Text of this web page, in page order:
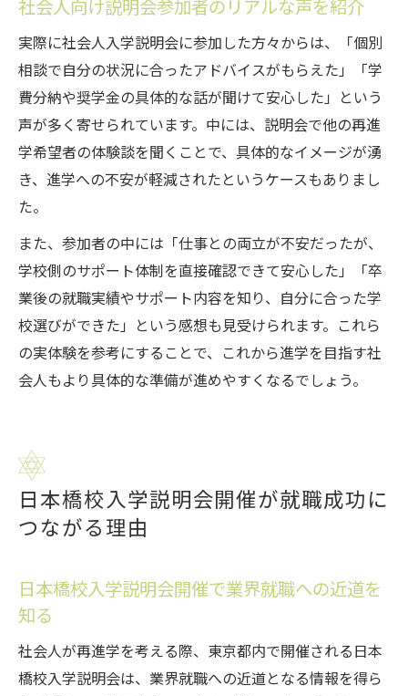
社会人向け説明会参加者のリアルな声を紹介
実際に社会人入学説明会に参加した方々からは、「個別
相談で自分の状況に合ったアドバイスがもらえた」「学
費分納や奨学金の具体的な話が聞けて安心した」という
声が多く寄せられています。中には、説明会で他の再進
学希望者の体験談を聞くことで、具体的なイメージが湧
き、進学への不安が軽減されたというケースもありまし
た。
また、参加者の中には「仕事との両立が不安だったが、
学校側のサポート体制を直接確認できて安心した」「卒
業後の就職実績やサポート内容を知り、自分に合った学
校選びができた」という感想も見受けられます。これら
の実体験を参考にすることで、これから進学を目指す社
会人もより具体的な準備が進めやすくなるでしょう。
日本橋校入学説明会開催が就職成功に
つながる理由
日本橋校入学説明会開催で業界就職への近道を
知る
社会人が再進学を考える際、東京都内で開催される日本
橋校入学説明会は、業界就職への近道となる情報を得ら